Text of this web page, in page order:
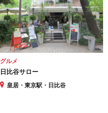
グルメ
日比谷サロー
皇居・東京駅・日比谷